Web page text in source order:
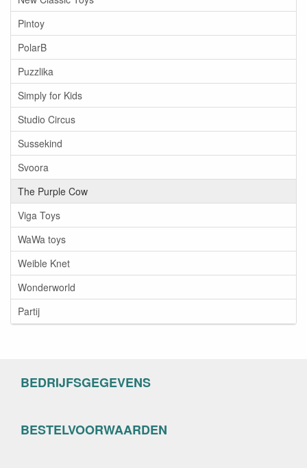
Pintoy
PolarB
Puzzlika
Simply for Kids
Studio Circus
Sussekind
Svoora
The Purple Cow
Viga Toys
WaWa toys
Weible Knet
Wonderworld
Partij
BEDRIJFSGEGEVENS
BESTELVOORWAARDEN